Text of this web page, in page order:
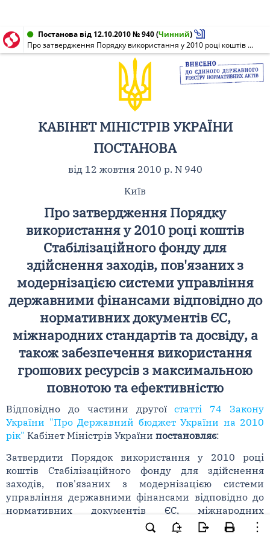
Постанова від 12.10.2010 № 940(Чинний)
Про затвердження Порядку використання у 2010 році коштів Стабілізаційного фонду для здійснення заходів, пов'язаних з модернізацією системи управління державними фінансами відповідно до нормативних документів ЄС, міжнародних стандартів та досвіду, а також забезпечення використання грошових ресурсів з максимальною повнотою та ефективністю